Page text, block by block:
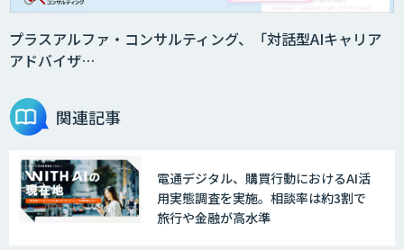
プラスアルファ・コンサルティング、「対話型AIキャリア
アドバイザ…
関連記事
電通デジタル、購買行動におけるAI活
用実態調査を実施。相談率は約3割で
旅行や金融が高水準